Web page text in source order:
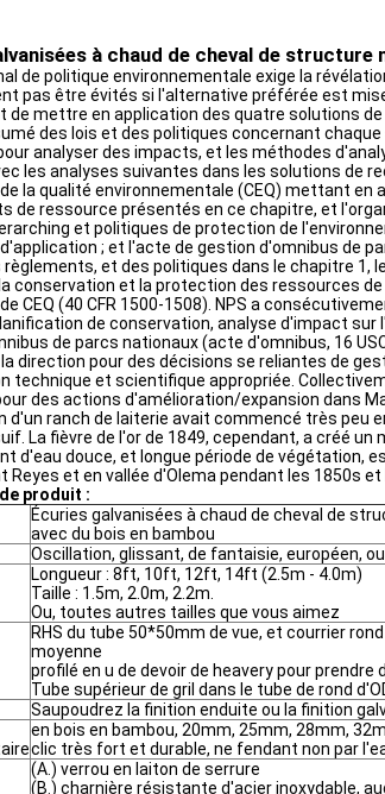
à chaud de cheval de
de politique environnementale exige la
pas être évités si l'alternative préférée est
de mettre en application des quatre solutions
des lois et des politiques concernant
analyser des impacts, et les méthodes
les analyses suivantes dans les solutions de
la qualité environnementale (CEQ) mettant en
de ressource présentés en ce chapitre, et
et politiques de protection de
; et l'acte de gestion d'omnibus de
règlements, et des politiques dans le chapitre 1,
conservation et la protection des ressources
CEQ (40 CFR 1500-1508). NPS a
de conservation, analyse d'impact sur
de parcs nationaux (acte d'omnibus, 16
direction pour des décisions se reliantes de
technique et scientifique appropriée.
des actions d'amélioration/expansion dans
d'un ranch de laiterie avait commencé très peu
La fièvre de l'or de 1849, cependant, a créé
d'eau douce, et longue période de végétation,
Reyes et en vallée d'Olema pendant les 1850s
produit :
Écuries galvanisées à chaud de cheval de
avec du bois en bambou
Oscillation, glissant, de fantaisie, européen,
Longueur : 8ft, 10ft, 12ft, 14ft (2.5m - 4.0m)
Taille : 1.5m, 2.0m, 2.2m.
Ou, toutes autres tailles que vous aimez
RHS du tube 50*50mm de vue, et courrier
moyenne
profilé en u de devoir de heavery pour prendre
Tube supérieur de gril dans le tube de rond
Saupoudrez la finition enduite ou la finition
en bois en bambou, 20mm, 25mm, 28mm,
clic très fort et durable, ne fendant non par
(A.) verrou en laiton de serrure
(B.) charnière résistante d'acier inoxydable,